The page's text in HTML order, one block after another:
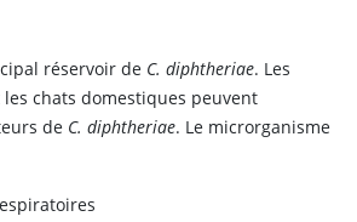
réservoir de C. diphtheriae. Les
chats domestiques peuvent
de C. diphtheriae. Le microrganisme